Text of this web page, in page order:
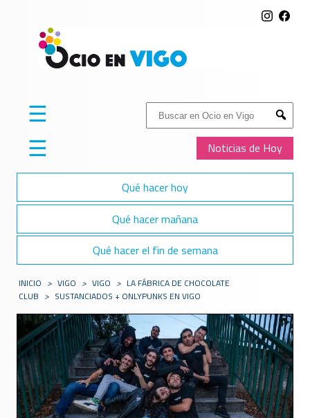
Buscar:
Submit
Noticias de Hoy
☰
☰
Qué hacer hoy
Qué hacer mañana
Qué hacer el fin de semana
INICIO > VIGO > VIGO > LA FÁBRICA DE CHOCOLATE
CLUB > SUSTANCIADOS + ONLYPUNKS EN VIGO